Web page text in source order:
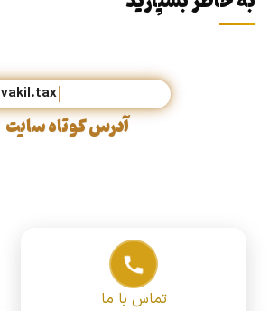
vaki
آدرس کوتاه سایت
تماس با ما